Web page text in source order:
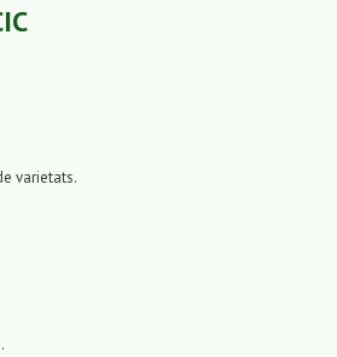
varietats.